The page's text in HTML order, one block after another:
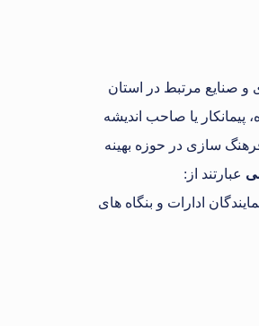
صنایع مرتبط در استان
یا صاحب اندیشه
سازی در حوزه بهینه
عبارتند از:
ادارات و بنگاه های